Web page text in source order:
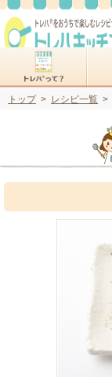
トップ> レシピ一覧 >